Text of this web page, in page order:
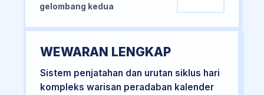
gelombang kedua
WEWARAN LENGKAP
Sistem penjatahan dan urutan siklus hari
kompleks warisan peradaban kalender